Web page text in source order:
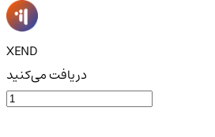
XEND
دریافت می‌کنید